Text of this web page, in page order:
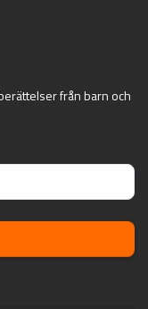
från barn och